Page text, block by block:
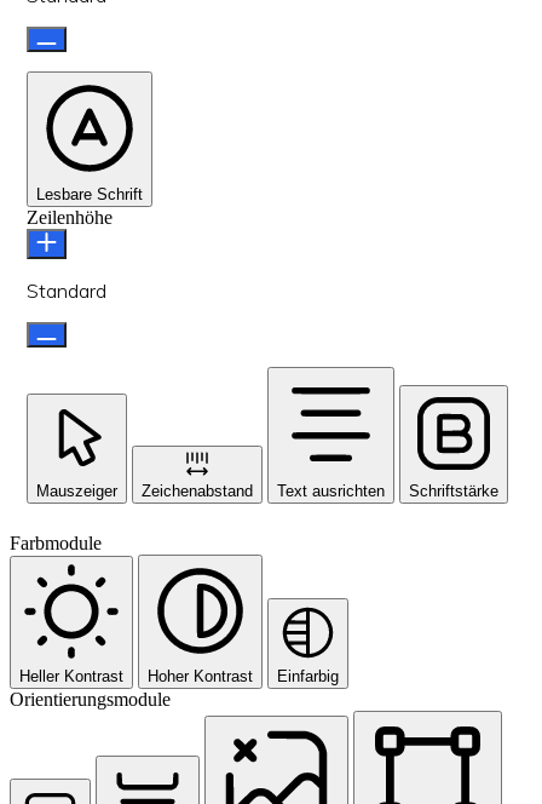
Lesbare Schrift
Zeilenhöhe
Standard
Mauszeiger Zeichenabstand Text ausrichten Schriftstärke
Farbmodule
Heller Kontrast Hoher Kontrast Einfarbig
Orientierungsmodule